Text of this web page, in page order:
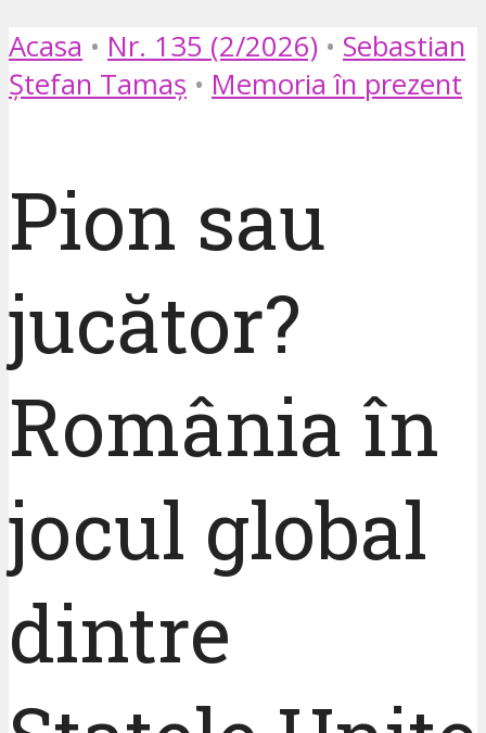
Acasa • Nr. 135 (2/2026) • Sebastian
Ștefan Tamaș • Memoria în prezent
Pion sau
jucător?
România în
jocul global
dintre